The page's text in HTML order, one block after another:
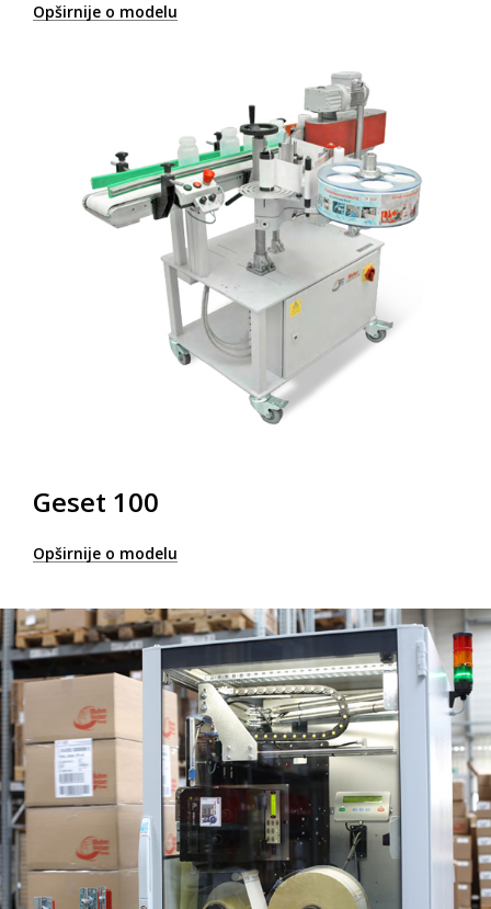
Opširnije o modelu
Geset 100
Opširnije o modelu